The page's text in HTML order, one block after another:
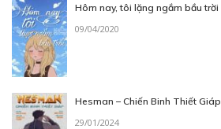
Hôm nay, tôi lặng ngắm bầu trời
09/04/2020
Hesman – Chiến Binh Thiết Giáp
29/01/2024